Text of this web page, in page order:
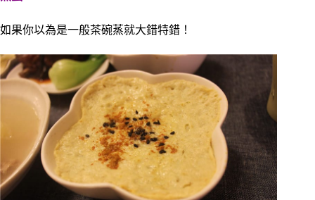
如果你以為是一般茶碗蒸就大錯特錯！